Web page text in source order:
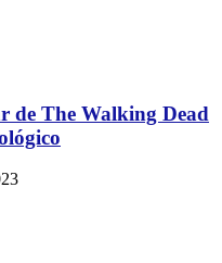
de The Walking Dead